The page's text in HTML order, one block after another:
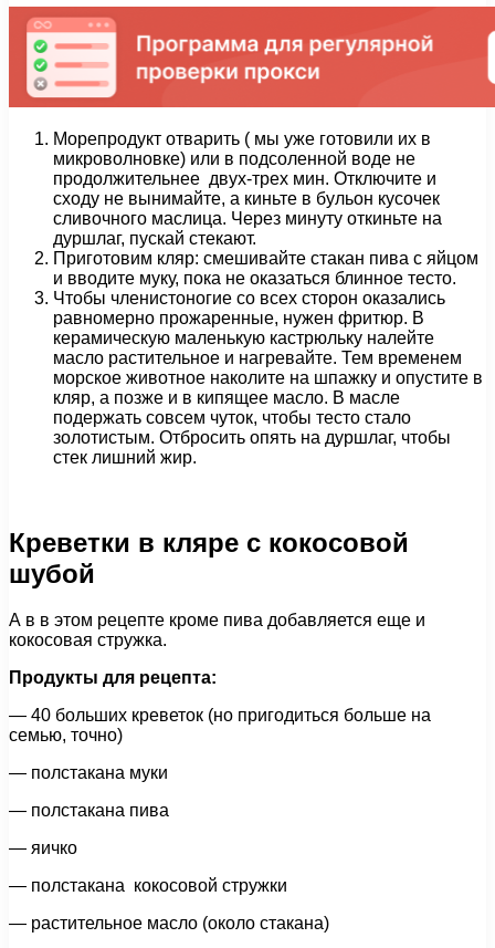
Морепродукт отварить ( мы уже готовили их в
микроволновке) или в подсоленной воде не
продолжительнее двух-трех мин. Отключите и
сходу не вынимайте, а киньте в бульон кусочек
сливочного маслица. Через минуту откиньте на
дуршлаг, пускай стекают.
Приготовим кляр: смешивайте стакан пива с яйцом
и вводите муку, пока не оказаться блинное тесто.
Чтобы членистоногие со всех сторон оказались
равномерно прожаренные, нужен фритюр. В
керамическую маленькую кастрюльку налейте
масло растительное и нагревайте. Тем временем
морское животное наколите на шпажку и опустите в
кляр, а позже и в кипящее масло. В масле
подержать совсем чуток, чтобы тесто стало
золотистым. Отбросить опять на дуршлаг, чтобы
стек лишний жир.
Креветки в кляре с кокосовой
шубой
А в в этом рецепте кроме пива добавляется еще и
кокосовая стружка.
Продукты для рецепта:
— 40 больших креветок (но пригодиться больше на
семью, точно)
— полстакана муки
— полстакана пива
— яичко
— полстакана кокосовой стружки
— растительное масло (около стакана)